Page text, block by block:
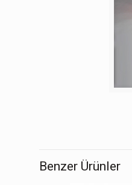
Benzer Ürünler